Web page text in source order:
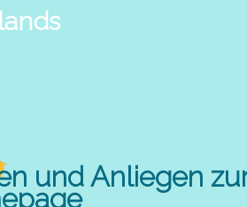
und Anliegen